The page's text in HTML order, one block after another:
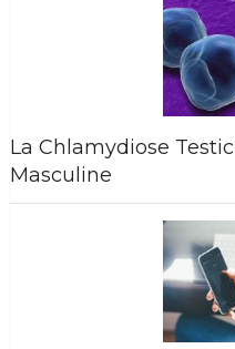
La Chlamydiose
Masculine